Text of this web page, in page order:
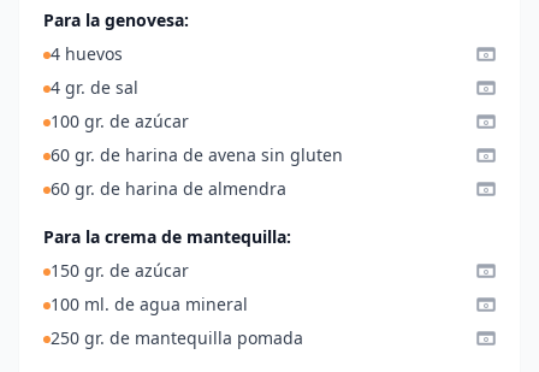
Para la genovesa:
4 huevos
4 gr. de sal
100 gr. de azúcar
60 gr. de harina de avena sin gluten
60 gr. de harina de almendra
Para la crema de mantequilla:
150 gr. de azúcar
100 ml. de agua mineral
250 gr. de mantequilla pomada